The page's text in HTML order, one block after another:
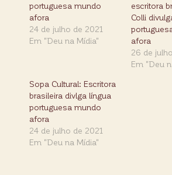
portuguesa mundo
afora
24 de julho de 2021
Em "Deu na Mídia"
escritora
Colli
afora
26 de
Em "Deu
Sopa Cultural: Escritora
brasileira divlga língua
portuguesa mundo
afora
24 de julho de 2021
Em "Deu na Mídia"